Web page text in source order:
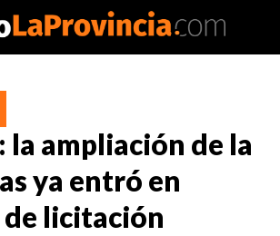
la ampliación de la
ya entró en
de licitación